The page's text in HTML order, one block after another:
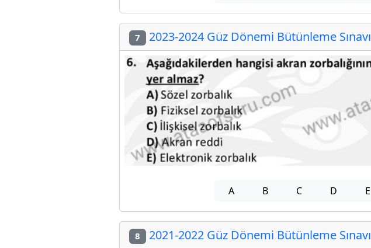
7 2023-2024 Güz Dönemi Bütünleme Sınavı
A B C D E
8 2021-2022 Güz Dönemi Bütünleme Sınavı